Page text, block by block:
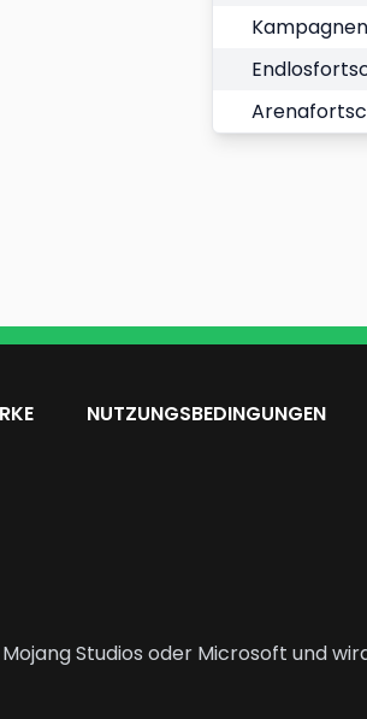
NUTZUNGSBEDINGUNGEN
Studios oder Microsoft und